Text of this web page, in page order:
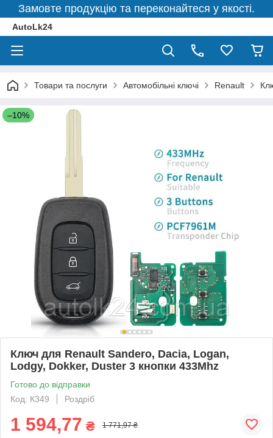
Замовте продукцію та переконайтеся у якості.
AutoLk24
Товари та послуги Автомобільні ключі Renault
–10%
Ключ для Renault Sandero, Dacia, Logan,
Lodgy, Dokker, Duster 3 кнопки 433Mhz
Готово до відправки
Код: К349
Роздріб
1 594,77 ₴ 1 771,97 ₴